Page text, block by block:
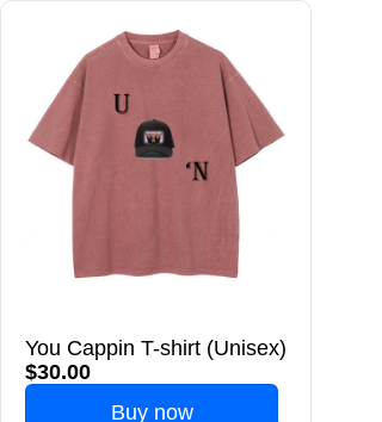
You Cappin T-shirt (Unisex)
$30.00
Buy now